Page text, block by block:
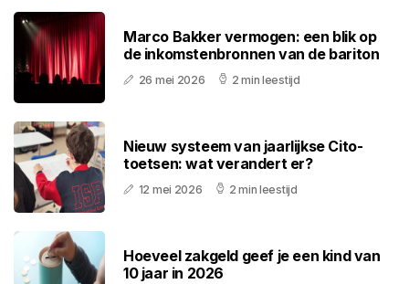
Marco Bakker vermogen: een blik op
de inkomstenbronnen van de bariton
26 mei 2026 2 min leestijd
Nieuw systeem van jaarlijkse Cito-
toetsen: wat verandert er?
12 mei 2026 2 min leestijd
Hoeveel zakgeld geef je een kind van
10 jaar in 2026